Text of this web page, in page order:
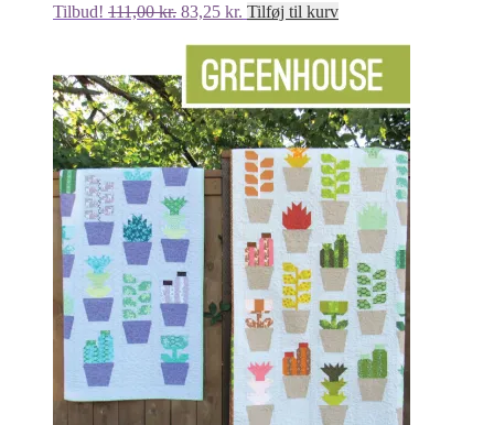
Tilbud! 111,00kr. Den
pris
var:
111,00 kr..
83,25 kr. Den
pris
er:
83,25 kr..
Tilføj til kurv